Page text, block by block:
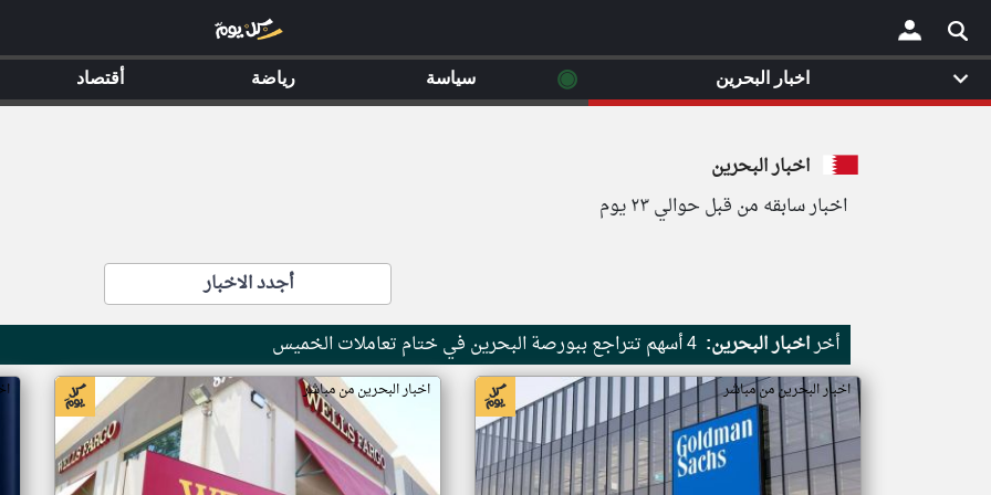
×
اخبار البحرين
اخبار سابقه من قبل حوالي ٢٣ يوم
أجدد الاخبار
أخراخبار البحرين: 4 أسهم تتراجع ببورصة البحرين في ختام تعاملات الخميس
اخبار البحرين من مباشر اخبار البحرين من مباشر
اخبار البحرين ◉ سياسة رياضة أقتصاد